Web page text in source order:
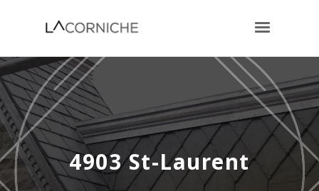
4903 St-Laurent